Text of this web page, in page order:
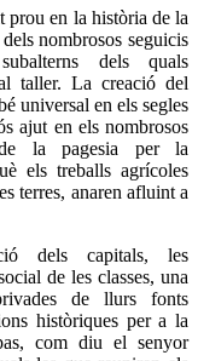
prou en la història de la
nombrosos seguicis
dels quals
taller. La creació del
universal en els segles
ajut en els nombrosos
de la pagesia per la
els treballs agrícoles
terres, anaren afluint a
dels capitals, les
de les classes, una
de llurs fonts
històriques per a la
com diu el senyor